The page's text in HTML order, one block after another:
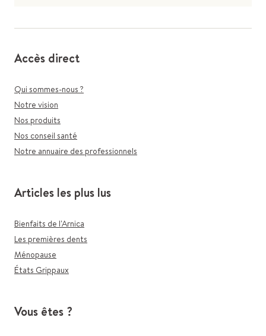
Accès direct
Qui sommes-nous ?
Notre vision
Nos produits
Nos conseil santé
Notre annuaire des professionnels
Articles les plus lus
Bienfaits de l'Arnica
Les premières dents
Ménopause
États Grippaux
Vous êtes ?